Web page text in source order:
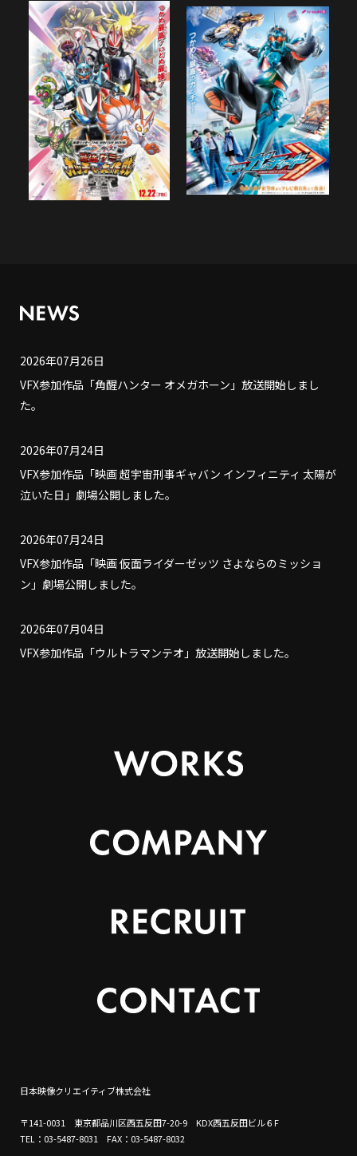
2026年07月26日
VFX参加作品「角醒ハンター オメガホーン」放送開始しまし
た。
2026年07月24日
VFX参加作品「映画 超宇宙刑事ギャバン インフィニティ 太陽が
泣いた日」劇場公開しました。
2026年07月24日
VFX参加作品「映画 仮面ライダーゼッツ さよならのミッショ
ン」劇場公開しました。
2026年07月04日
VFX参加作品「ウルトラマンテオ」放送開始しました。
日本映像クリエイティブ株式会社
〒141-0031 東京都品川区西五反田7-20-9 KDX西五反田ビル６F
TEL：03-5487-8031 FAX：03-5487-8032